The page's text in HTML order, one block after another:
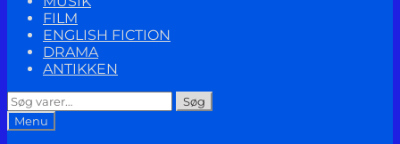
FILM
ENGLISH FICTION
DRAMA
ANTIKKEN
Søg
efter:
Søg
Menu